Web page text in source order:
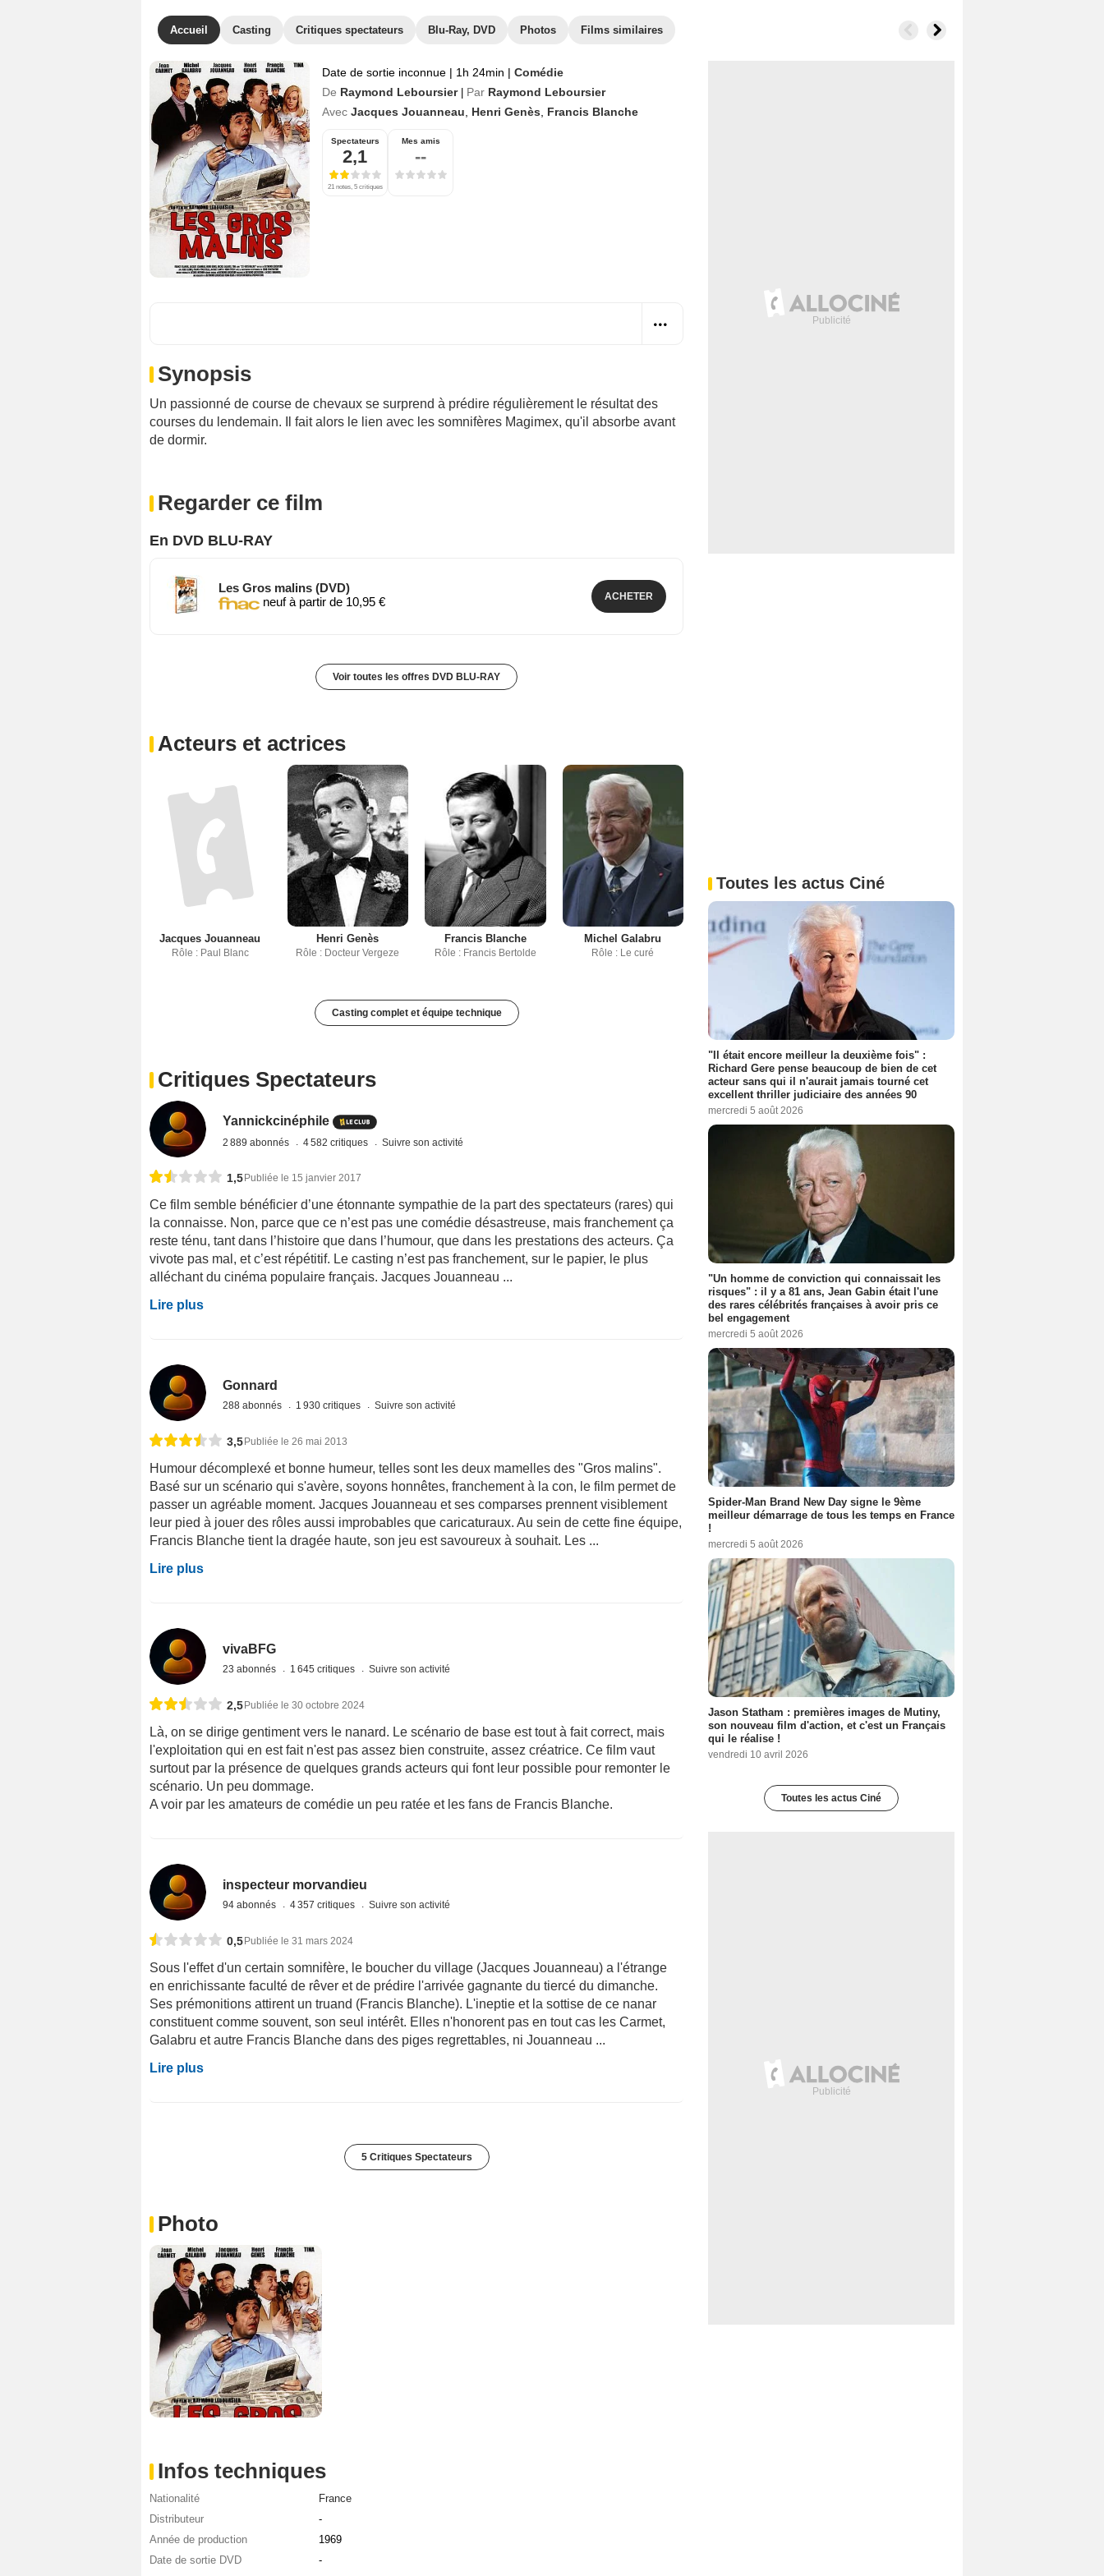
Accueil Casting Critiques spectateurs Blu-Ray, DVD Photos Films similaires
Date de sortie inconnue | 1h 24min | Comédie
De Raymond Leboursier Par Raymond Leboursier
Avec Jacques Jouanneau Henri Genès Francis Blanche
Spectateurs
2,1
21 notes, 5 critiques
Mes amis
--
Synopsis
Un passionné de course de chevaux se surprend à prédire régulièrement le résultat des
courses du lendemain. Il fait alors le lien avec les somnifères Magimex, qu'il absorbe avant
de dormir.
Regarder ce film
En DVD BLU-RAY
Les Gros malins (DVD)
neuf à partir de 10,95 €
ACHETER
Voir toutes les offres DVD BLU-RAY
Acteurs et actrices
Jacques Jouanneau
Rôle : Paul Blanc
Henri Genès
Rôle : Docteur Vergeze
Francis Blanche
Rôle : Francis Bertolde
Michel Galabru
Rôle : Le curé
Casting complet et équipe technique
Critiques Spectateurs
Yannickcinéphile
2 889 abonnés 4 582 critiques Suivre son activité
1,5Publiée le 15 janvier 2017
Ce film semble bénéficier d’une étonnante sympathie de la part des spectateurs (rares) qui
la connaisse. Non, parce que ce n’est pas une comédie désastreuse, mais franchement ça
reste ténu, tant dans l’histoire que dans l’humour, que dans les prestations des acteurs. Ça
vivote pas mal, et c’est répétitif. Le casting n’est pas franchement, sur le papier, le plus
alléchant du cinéma populaire français. Jacques Jouanneau ...
Lire plus
Gonnard
288 abonnés 1 930 critiques Suivre son activité
3,5 Publiée le 26 mai 2013
Humour décomplexé et bonne humeur, telles sont les deux mamelles des "Gros malins".
Basé sur un scénario qui s'avère, soyons honnêtes, franchement à la con, le film permet de
passer un agréable moment. Jacques Jouanneau et ses comparses prennent visiblement
leur pied à jouer des rôles aussi improbables que caricaturaux. Au sein de cette fine équipe,
Francis Blanche tient la dragée haute, son jeu est savoureux à souhait. Les ...
Lire plus
vivaBFG
23 abonnés 1 645 critiques Suivre son activité
2,5 Publiée le 30 octobre 2024
Là, on se dirige gentiment vers le nanard. Le scénario de base est tout à fait correct, mais
l'exploitation qui en est fait n'est pas assez bien construite, assez créatrice. Ce film vaut
surtout par la présence de quelques grands acteurs qui font leur possible pour remonter le
scénario. Un peu dommage.
A voir par les amateurs de comédie un peu ratée et les fans de Francis Blanche.
inspecteur morvandieu
94 abonnés 4 357 critiques Suivre son activité
0,5 Publiée le 31 mars 2024
Sous l'effet d'un certain somnifère, le boucher du village (Jacques Jouanneau) a l'étrange
en enrichissante faculté de rêver et de prédire l'arrivée gagnante du tiercé du dimanche.
Ses prémonitions attirent un truand (Francis Blanche). L'ineptie et la sottise de ce nanar
constituent comme souvent, son seul intérêt. Elles n'honorent pas en tout cas les Carmet,
Galabru et autre Francis Blanche dans des piges regrettables, ni Jouanneau ...
Lire plus
5 Critiques Spectateurs
Photo
Infos techniques
Nationalité
France
Distributeur
-
Année de production
1969
Date de sortie DVD
-
Toutes les actus Ciné
"Il était encore meilleur la deuxième fois" :
Richard Gere pense beaucoup de bien de cet
acteur sans qui il n'aurait jamais tourné cet
excellent thriller judiciaire des années 90
mercredi 5 août 2026
"Un homme de conviction qui connaissait les
risques" : il y a 81 ans, Jean Gabin était l'une
des rares célébrités françaises à avoir pris ce
bel engagement
mercredi 5 août 2026
Spider-Man Brand New Day signe le 9ème
meilleur démarrage de tous les temps en France
!
mercredi 5 août 2026
Jason Statham : premières images de Mutiny,
son nouveau film d'action, et c'est un Français
qui le réalise !
vendredi 10 avril 2026
Toutes les actus Ciné